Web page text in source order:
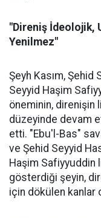
"Direniş İdeolojik,
Yenilmez"
Şeyh Kasım, Şehid
Seyyid Haşim
öneminin, direnişin
düzeyinde devam
etti. "Ebu'l-Bas"
ve Şehid Seyyid
Haşim Safiyyuddin
gösterdiği şeyin,
için dökülen kanlar